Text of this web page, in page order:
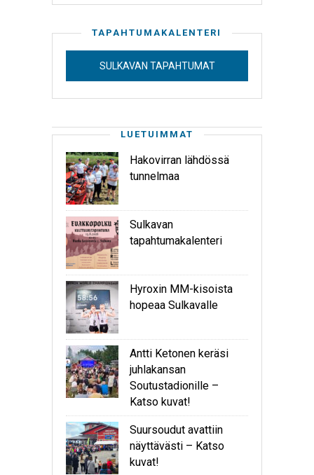
TAPAHTUMAKALENTERI
SULKAVAN TAPAHTUMAT
LUETUIMMAT
Hakovirran lähdössä
tunnelmaa
Sulkavan
tapahtumakalenteri
Hyroxin MM-kisoista
hopeaa Sulkavalle
Antti Ketonen keräsi
juhlakansan
Soutustadionille –
Katso kuvat!
Suursoudut avattiin
näyttävästi – Katso
kuvat!